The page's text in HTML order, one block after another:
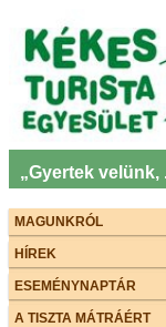
„Gyertek velünk,
MAGUNKRÓL
HÍREK
ESEMÉNYNAPTÁR
A TISZTA MÁTRÁÉRT